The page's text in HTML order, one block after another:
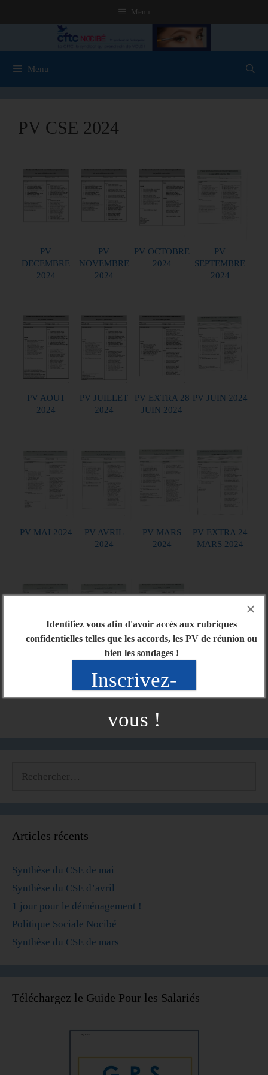
Identifiez vous afin d'avoir accès aux rubriques
confidentielles telles que les accords, les PV de réunion ou
bien les sondages !
Inscrivez-
vous !
×
Menu
Menu
PV CSE 2024
PV
DECEMBRE
2024
PV
NOVEMBRE
2024
PV OCTOBRE
2024
PV
SEPTEMBRE
2024
PV AOUT
2024
PV JUILLET
2024
PV EXTRA 28
JUIN 2024
PV JUIN 2024
PV MAI 2024
PV AVRIL
2024
PV MARS
2024
PV EXTRA 24
MARS 2024
2024
2024
Articles récents
Synthèse du CSE de mai
Synthèse du CSE d’avril
1 jour pour le déménagement !
Politique Sociale Nocibé
Synthèse du CSE de mars
Téléchargez le Guide Pour les Salariés